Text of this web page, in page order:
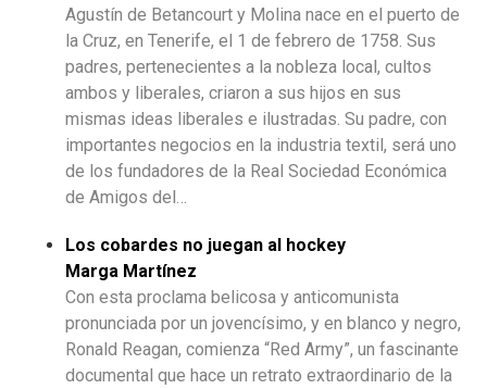
Agustín de Betancourt y Molina nace en el puerto de
la Cruz, en Tenerife, el 1 de febrero de 1758. Sus
padres, pertenecientes a la nobleza local, cultos
ambos y liberales, criaron a sus hijos en sus
mismas ideas liberales e ilustradas. Su padre, con
importantes negocios en la industria textil, será uno
de los fundadores de la Real Sociedad Económica
de Amigos del…
Los cobardes no juegan al hockey
Marga Martínez
Con esta proclama belicosa y anticomunista
pronunciada por un jovencísimo, y en blanco y negro,
Ronald Reagan, comienza “Red Army”, un fascinante
documental que hace un retrato extraordinario de la